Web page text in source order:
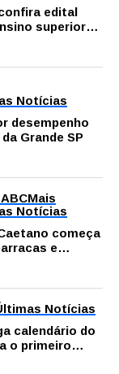
edital
superior
Notícias
desempenho
Grande SP
Mais
Notícias
começa
e
atrações
Notícias
calendário do
o primeiro